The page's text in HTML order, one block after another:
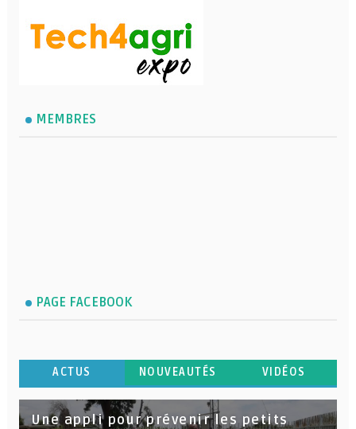
MEMBRES
PAGE FACEBOOK
ACTUS NOUVEAUTÉS VIDÉOS
Une appli pour prévenir les petits